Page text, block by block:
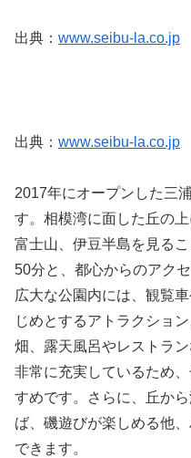
出典： www.seibu-la.co.jp
出典： www.seibu-la.co.jp
2017年にオープンした三
す。相模湾に面した丘の
富士山、伊豆半島を見る
50分と、都心からのアクセ
広大な公園内には、観覧
じめとするアトラクショ
畑、露天風呂やレストラ
非常に充実しているため
すめです。さらに、丘か
ば、磯遊びが楽しめる他
できます。